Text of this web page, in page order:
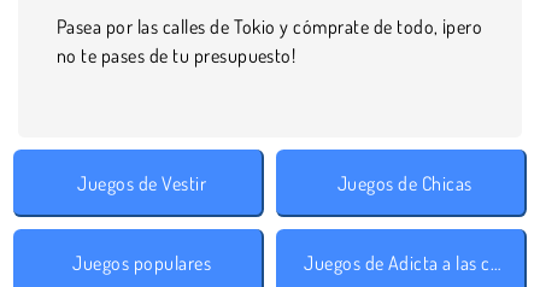
Pasea por las calles de Tokio y cómprate de todo, ¡pero
no te pases de tu presupuesto!
Juegos de Vestir Juegos de Chicas
Juegos populares Juegos de Adicta a las compras